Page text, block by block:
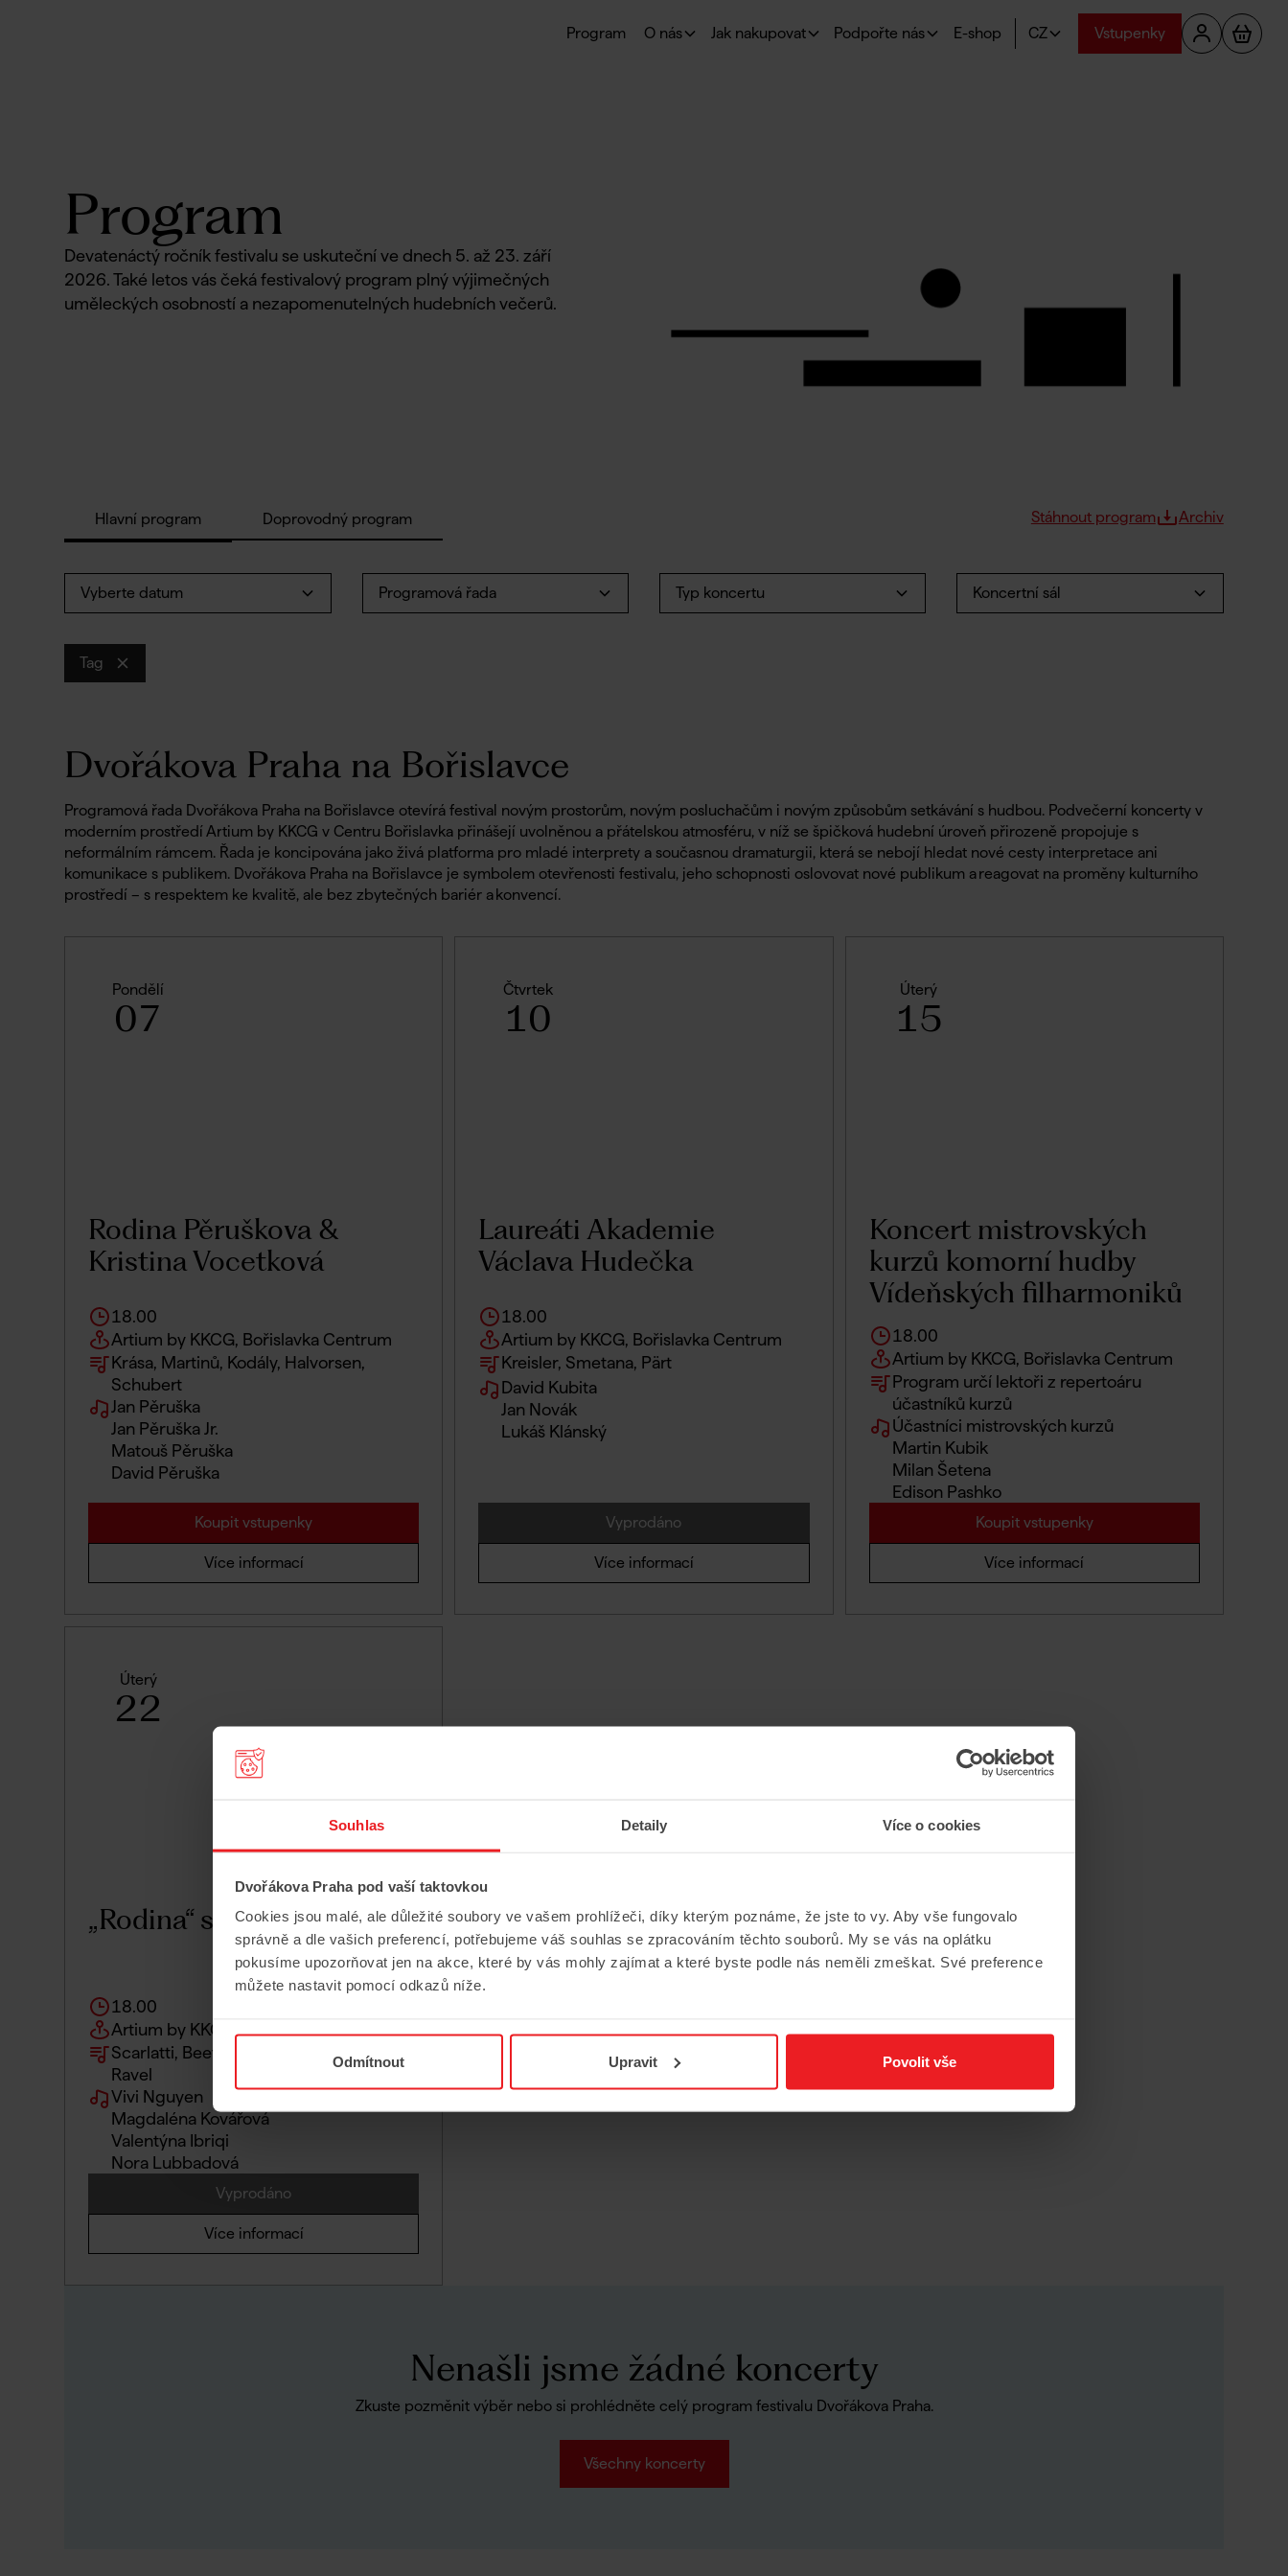
Souhlas Detaily Více o cookies
Dvořákova Praha pod vaší taktovkou
Cookies jsou malé, ale důležité soubory ve vašem prohlížeči, díky kterým poznáme, že jste to vy. Aby vše fungovalo
správně a dle vašich preferencí, potřebujeme váš souhlas se zpracováním těchto souborů. My se vás na oplátku
pokusíme upozorňovat jen na akce, které by vás mohly zajímat a které byste podle nás neměli zmeškat. Své preference
můžete nastavit pomocí odkazů níže.
Odmítnout Upravit Povolit vše
Program O nás Jak nakupovat Podpořte nás E-shop CZ Vstupenky
Program
Devatenáctý ročník festivalu se uskuteční ve dnech 5. až 23. září
2026. Také letos vás čeká festivalový program plný výjimečných
uměleckých osobností a nezapomenutelných hudebních večerů.
Hlavní program Doprovodný program Stáhnout program Archiv
Vyberte datum Programová řada Typ koncertu Koncertní sál
Tag
Dvořákova Praha na Bořislavce
Programová řada Dvořákova Praha na Bořislavce otevírá festival novým prostorům, novým posluchačům i novým způsobům setkávání s hudbou. Podvečerní koncerty v
moderním prostředí Artium by KKCG v Centru Bořislavka přinášejí uvolněnou a přátelskou atmosféru, v níž se špičková hudební úroveň přirozeně propojuje s
neformálním rámcem. Řada je koncipována jako živá platforma pro mladé interprety a současnou dramaturgii, která se nebojí hledat nové cesty interpretace ani
komunikace s publikem. Dvořákova Praha na Bořislavce je symbolem otevřenosti festivalu, jeho schopnosti oslovovat nové publikum a reagovat na proměny kulturního
prostředí – s respektem ke kvalitě, ale bez zbytečných bariér a konvencí.
Pondělí
07
Rodina Pěruškova &
Kristina Vocetková
18.00
Artium by KKCG, Bořislavka Centrum
Krása, Martinů, Kodály, Halvorsen,
Schubert
Jan Pěruška
Jan Pěruška Jr.
Matouš Pěruška
David Pěruška
Koupit vstupenky
Více informací
Čtvrtek
10
Laureáti Akademie
Václava Hudečka
18.00
Artium by KKCG, Bořislavka Centrum
Kreisler, Smetana, Pärt
David Kubita
Jan Novák
Lukáš Klánský
Vyprodáno
Více informací
Úterý
15
Koncert mistrovských
kurzů komorní hudby
Vídeňských filharmoniků
18.00
Artium by KKCG, Bořislavka Centrum
Program určí lektoři z repertoáru
účastníků kurzů
Účastníci mistrovských kurzů
Martin Kubik
Milan Šetena
Edison Pashko
Koupit vstupenky
Více informací
Úterý
22
„Rodina“ stipendistů KKFF
18.00
Artium by KKCG, Bořislavka Centrum
Scarlatti, Beethoven, Mozart, Prokofjev,
Ravel
Vivi Nguyen
Magdaléna Kovářová
Valentýna Ibriqi
Nora Lubbadová
Vyprodáno
Více informací
Nenašli jsme žádné koncerty
Zkuste pozměnit výběr nebo si prohlédněte celý program festivalu Dvořákova Praha.
Všechny koncerty